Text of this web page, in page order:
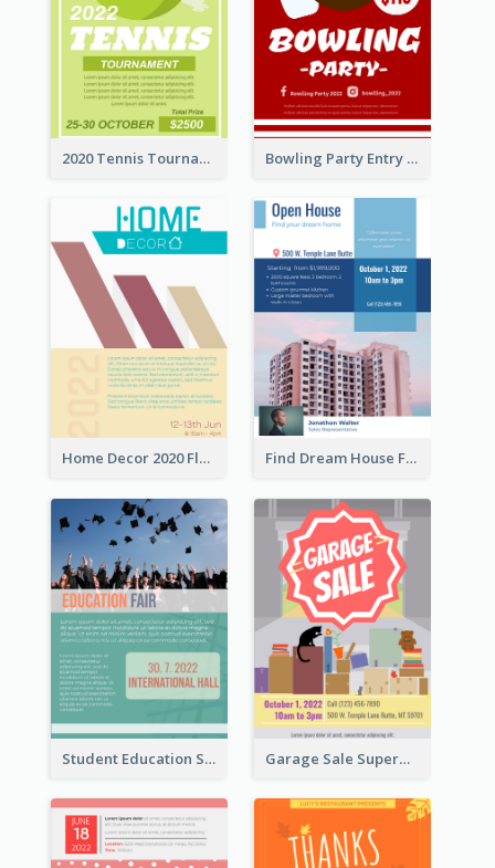
2020 Tennis Tournament Flyer Bowling Party Entry Flyer
Home Decor 2020 Flyer Find Dream House Flyer
Student Education Study Flyer Garage Sale Supermarket Flyer